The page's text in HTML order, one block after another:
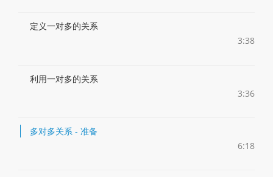
定义一对多的关系
3:38
利用一对多的关系
3:36
多对多关系 - 准备
6:18